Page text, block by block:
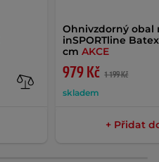
Ohnivzdorný obal
inSPORTline
cmAKCE
979 Kč 1 199 Kč
skladem
+ Přidat